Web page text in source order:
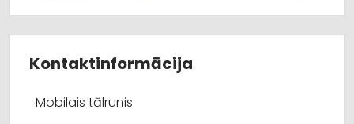
Kontaktinformācija
Mobilais tālrunis